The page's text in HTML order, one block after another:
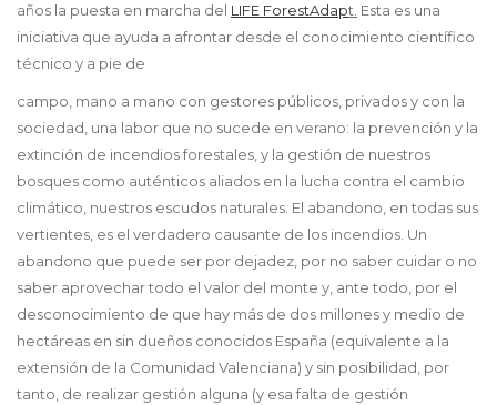
años la puesta en marcha del LIFE ForestAdapt. Esta es una
iniciativa que ayuda a afrontar desde el conocimiento científico
técnico y a pie de
campo, mano a mano con gestores públicos, privados y con la
sociedad, una labor que no sucede en verano: la prevención y la
extinción de incendios forestales, y la gestión de nuestros
bosques como auténticos aliados en la lucha contra el cambio
climático, nuestros escudos naturales. El abandono, en todas sus
vertientes, es el verdadero causante de los incendios. Un
abandono que puede ser por dejadez, por no saber cuidar o no
saber aprovechar todo el valor del monte y, ante todo, por el
desconocimiento de que hay más de dos millones y medio de
hectáreas en sin dueños conocidos España (equivalente a la
extensión de la Comunidad Valenciana) y sin posibilidad, por
tanto, de realizar gestión alguna (y esa falta de gestión